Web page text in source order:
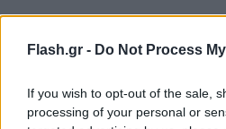
Flash.gr - Do Not Process
If you wish to opt-out of the sale,
processing of your personal or